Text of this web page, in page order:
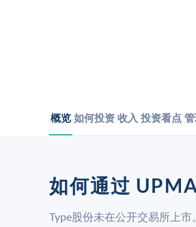
概览 如何投资 收入 投资看点
如何通过
Type股份未在公开交易所上